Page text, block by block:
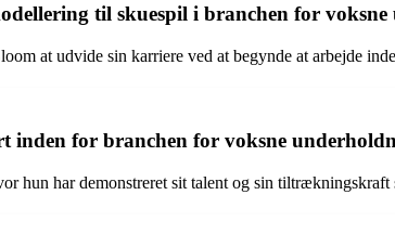
til skuespil i branchen for
at udvide sin karriere ved at begynde at arbejde
for branchen for voksne
hun har demonstreret sit talent og sin